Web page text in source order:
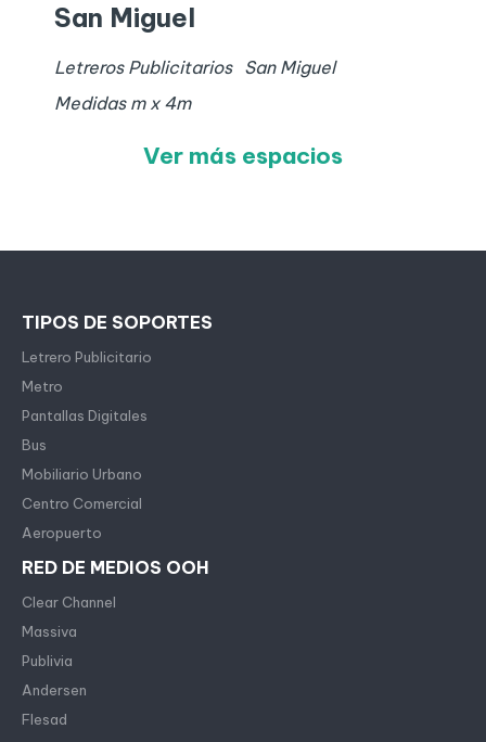
San Miguel
Letreros Publicitarios
San Miguel
Medidas m x 4m
Ver más espacios
TIPOS DE SOPORTES
Letrero Publicitario
Metro
Pantallas Digitales
Bus
Mobiliario Urbano
Centro Comercial
Aeropuerto
RED DE MEDIOS OOH
Clear Channel
Massiva
Publivia
Andersen
Flesad